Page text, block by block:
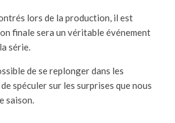
lors de la production, il est
finale sera un véritable événement
série.
de se replonger dans les
spéculer sur les surprises que nous
saison.